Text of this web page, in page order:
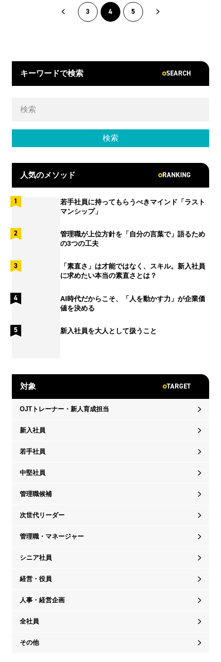
3 4 5
キーワードで検索 SEARCH
人気のメソッド RANKING
若手社員に持ってもらうべきマインド「ラスト
マンシップ」
管理職が上位方針を「自分の言葉で」語るため
の3つの工夫
「素直さ」は才能ではなく、スキル。新入社員
に求めたい本当の素直さとは？
AI時代だからこそ、「人を動かす力」が企業価
値を決める
新入社員を大人として扱うこと
対象 TARGET
OJTトレーナー・新人育成担当
新入社員
若手社員
中堅社員
管理職候補
次世代リーダー
管理職・マネージャー
シニア社員
経営・役員
人事・経営企画
全社員
その他